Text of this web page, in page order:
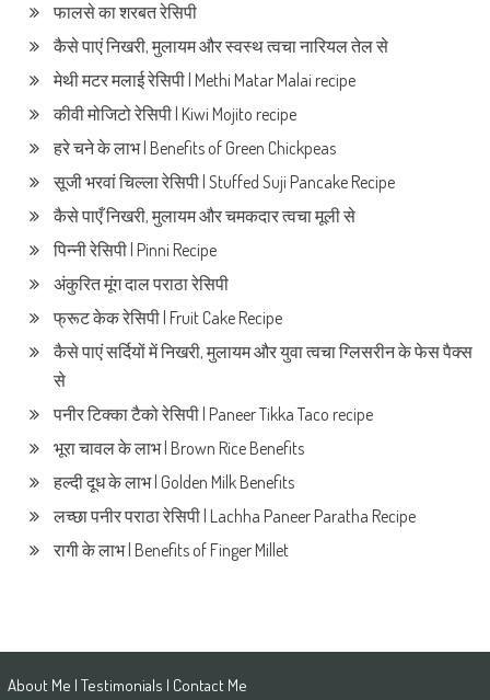
फालसे का शरबत रेसिपी
कैसे पाएं निखरी, मुलायम और स्वस्थ त्वचा नारियल तेल से
मेथी मटर मलाई रेसिपी | Methi Matar Malai recipe
कीवी मोजिटो रेसिपी | Kiwi Mojito recipe
हरे चने के लाभ | Benefits of Green Chickpeas
सूजी भरवां चिल्ला रेसिपी | Stuffed Suji Pancake Recipe
कैसे पाएँ निखरी, मुलायम और चमकदार त्वचा मूली से
पिन्नी रेसिपी | Pinni Recipe
अंकुरित मूंग दाल पराठा रेसिपी
फ्रूट केक रेसिपी | Fruit Cake Recipe
कैसे पाएं सर्दियों में निखरी, मुलायम और युवा त्वचा ग्लिसरीन के फेस पैक्स
से
पनीर टिक्का टैको रेसिपी | Paneer Tikka Taco recipe
भूरा चावल के लाभ | Brown Rice Benefits
हल्दी दूध के लाभ | Golden Milk Benefits
लच्छा पनीर पराठा रेसिपी | Lachha Paneer Paratha Recipe
रागी के लाभ | Benefits of Finger Millet
About Me | Testimonials | Contact Me